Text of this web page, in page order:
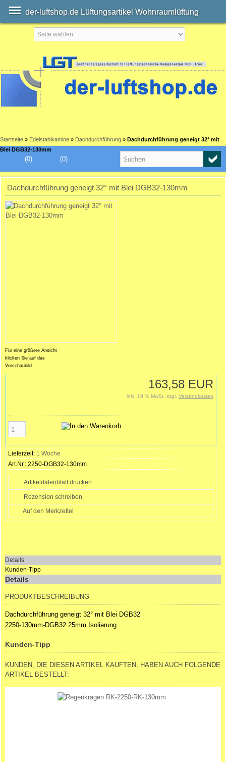
der-luftshop.de Lüftungsartikel Wohnraumlüftung
Startseite » Edelstahlkamine » Dachdurchführung » Dachdurchführung geneigt 32° mit
Blei DGB32-130mm
(0)
(0)
Dachdurchführung geneigt 32° mit Blei DGB32-130mm
Für eine größere Ansicht
klicken Sie auf das
Vorschaubild
163,58 EUR
inkl. 19 % MwSt. zzgl. Versandkosten
Lieferzeit: 1 Woche
Art.Nr.: 2250-DGB32-130mm
Artikeldatenblatt drucken
Rezension schreiben
Details
Kunden-Tipp
Details
PRODUKTBESCHREIBUNG
Dachdurchführung geneigt 32° mit Blei DGB32
2250-130mm-DGB32 25mm Isolierung
Kunden-Tipp
KUNDEN, DIE DIESEN ARTIKEL KAUFTEN, HABEN AUCH FOLGENDE
ARTIKEL BESTELLT: